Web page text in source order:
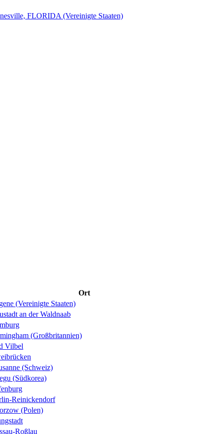
FLORIDA (Vereinigte Staaten)
Ort
(Vereinigte Staaten)
an der Waldnaab
(Großbritannien)
Vilbel
(Schweiz)
(Südkorea)
Reinickendorf
(Polen)
Roßlau